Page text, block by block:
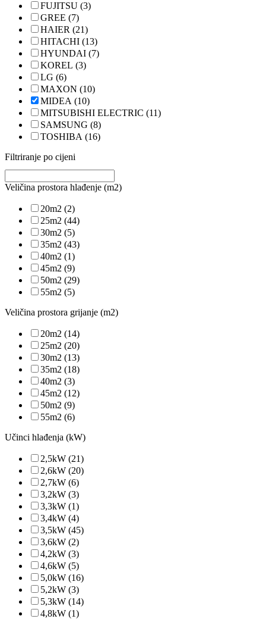
FUJITSU (3)
GREE (7)
HAIER (21)
HITACHI (13)
HYUNDAI (7)
KOREL (3)
LG (6)
MAXON (10)
MIDEA (10)
MITSUBISHI ELECTRIC (11)
SAMSUNG (8)
TOSHIBA (16)
Filtriranje po cijeni
Veličina prostora hlađenje (m2)
20m2 (2)
25m2 (44)
30m2 (5)
35m2 (43)
40m2 (1)
45m2 (9)
50m2 (29)
55m2 (5)
Veličina prostora grijanje (m2)
20m2 (14)
25m2 (20)
30m2 (13)
35m2 (18)
40m2 (3)
45m2 (12)
50m2 (9)
55m2 (6)
Učinci hlađenja (kW)
2,5kW (21)
2,6kW (20)
2,7kW (6)
3,2kW (3)
3,3kW (1)
3,4kW (4)
3,5kW (45)
3,6kW (2)
4,2kW (3)
4,6kW (5)
5,0kW (16)
5,2kW (3)
5,3kW (14)
4,8kW (1)